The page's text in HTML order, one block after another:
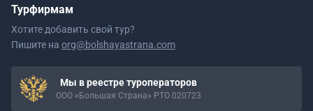
Турфирмам
Хотите добавить свой тур?
Пишите на org@bolshayastrana.com
Мы в реестре туроператоров
ООО «Большая Страна» РТО 020723